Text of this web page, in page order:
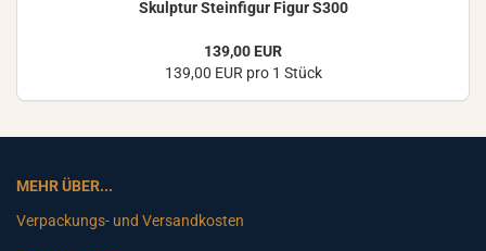
Skulp­tur Stein­fi­gur Figur S300
139,00 EUR
139,00 EUR pro 1 Stück
MEHR ÜBER...
Verpackungs- und Versandkosten